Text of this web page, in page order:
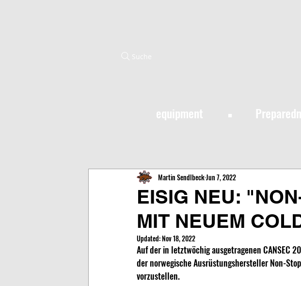
·
equipment
Suche
EISIG NEU:
MIT NEUEM
Martin SendlbeckJun 7, 2022
Updated:Nov 18, 2022
Auf der in letztwöchig ausgetragenen CANSEC
der norwegische Ausrüstungshersteller Non-
vorzustellen.